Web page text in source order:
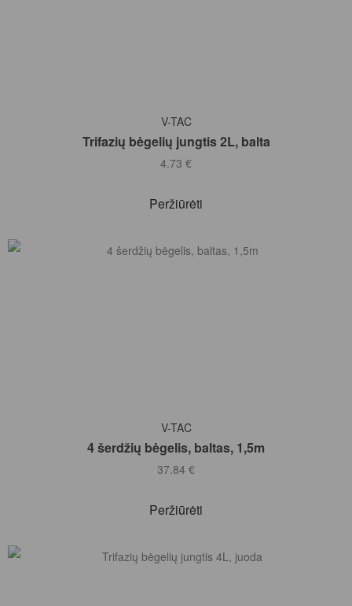
V-TAC
Trifazių bėgelių jungtis 2L, balta
4.73 €
Peržiūrėti
V-TAC
4 šerdžių bėgelis, baltas, 1,5m
37.84 €
Peržiūrėti